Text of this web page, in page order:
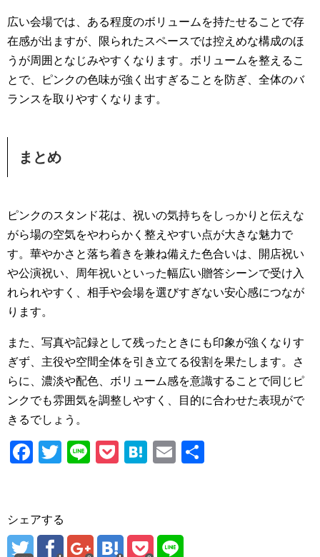
広い会場では、ある程度のボリュームを持たせることで存
在感が出ますが、限られたスペースでは控えめな構成のほ
うが周囲となじみやすくなります。ボリュームを整えるこ
とで、ピンクの色味が強く出すぎることを防ぎ、全体のバ
ランスを取りやすくなります。
まとめ
ピンクのスタンド花は、祝いの気持ちをしっかりと伝えな
がら場の空気をやわらかく整えやすい点が大きな魅力で
す。華やかさと落ち着きを兼ね備えた色合いは、開店祝い
や公演祝い、周年祝いといった幅広い贈答シーンで受け入
れられやすく、相手や会場を選びすぎない安心感につなが
ります。
また、写真や記録として残ったときにも印象が強くなりす
ぎず、主役や空間全体を引き立てる役割を果たします。さ
らに、濃淡や配色、ボリューム感を意識することで同じピ
ンクでも雰囲気を調整しやすく、目的に合わせた表現がで
きるでしょう。
F
e
b
T
er
Li
P
H
a
E
シェアする